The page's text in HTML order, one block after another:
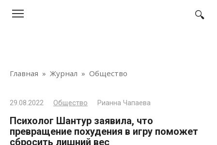
Главная » Журнал » Общество
29.08.2022 Общество Рианна Чапаева
Психолог Шантур заявила, что
превращение похудения в игру поможет
сбросить лишний вес